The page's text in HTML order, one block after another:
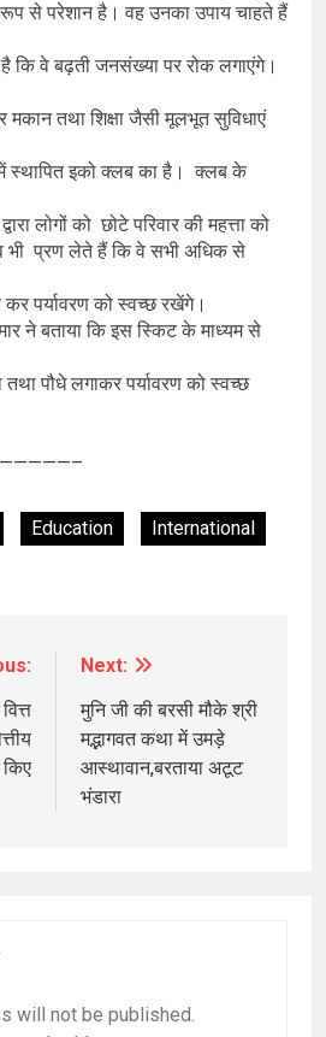
रूप से परेशान है। वह उनका उपाय चाहते हैं
कि वे बढ़ती जनसंख्या पर रोक लगाएंगे।
तथा शिक्षा जैसी मूलभूत सुविधाएं
स्थापित इको क्लब का है। क्लब के
लोगों को छोटे परिवार की महत्ता को
भी प्रण लेते हैं कि वे सभी अधिक से
पर्यावरण को स्वच्छ रखेंगे।
ने बताया कि इस स्किट के माध्यम से
पौधे लगाकर पर्यावरण को स्वच्छ
Education
International
किए
Next:
मुनि जी की बरसी मौके श्री
मद्भागवत कथा में उमड़े
आस्थावान,बरताया अटूट
भंडारा
will not be published.